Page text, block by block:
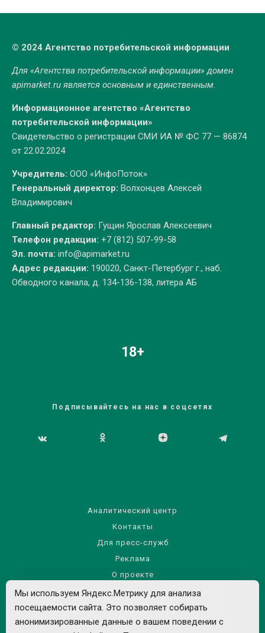
© 2024 Агентство потребительской информации
Для «Агентства потребительской информации» домен
apimarket.ruявляется основным и единственным.
Информационное агентство «Агентство
потребительской информации»
Свидетельство о регистрации СМИ ИА № ФС 77 — 86874
от 22.02.2024
Учредитель: ООО «ИнфоПоток»
Генеральный директор: Волхонцев Алексей
Владимирович
Главный редактор: Гущин Ярослав Алексеевич
Телефон редакции: +7 (812) 507-99-58
Эл. почта: info@apimarket.ru
Адрес редакции: 190020, Санкт-Петербург г., наб.
Обводного канала, д. 134-136-138, литера АБ
18+
Подписывайтесь на нас в соцсетях
Аналитический центр
Контакты
Для пресс-служб
Реклама
О проекте
Правила использования материалов сайта
Политика обработки персональных данных
Мы используем Яндекс.Метрику для анализа
посещаемости сайта. Это позволяет собирать
анонимизированные данные о вашем поведении с